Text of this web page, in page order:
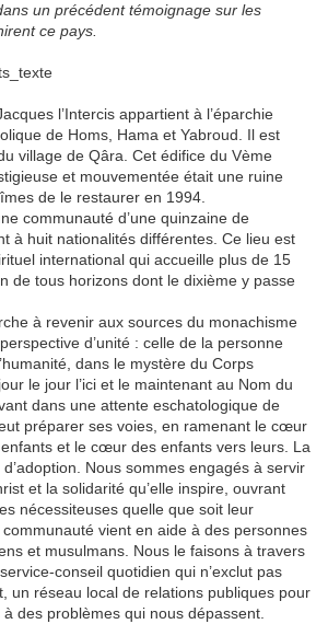
un précédent témoignage sur les
ce pays.
l’Intercis appartient à l’éparchie
de Homs, Hama et Yabroud. Il est
village de Qâra. Cet édifice du Vème
et mouvementée était une ruine
de le restaurer en 1994.
communauté d’une quinzaine de
à huit nationalités différentes. Ce lieu est
international qui accueille plus de 15
de tous horizons dont le dixième y passe
à revenir aux sources du monachisme
d’unité : celle de la personne
dans le mystère du Corps
le jour l’ici et le maintenant au Nom du
dans une attente eschatologique de
préparer ses voies, en ramenant le cœur
et le cœur des enfants vers leurs. La
Nous sommes engagés à servir
et la solidarité qu’elle inspire, ouvrant
nécessiteuses quelle que soit leur
vient en aide à des personnes
et musulmans. Nous le faisons à travers
conseil quotidien qui n’exclut pas
un réseau local de relations publiques pour
des problèmes qui nous dépassent.